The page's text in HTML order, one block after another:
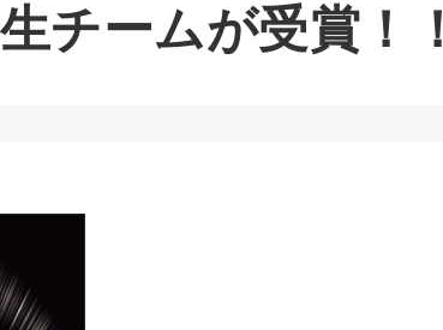
チームが受賞！！